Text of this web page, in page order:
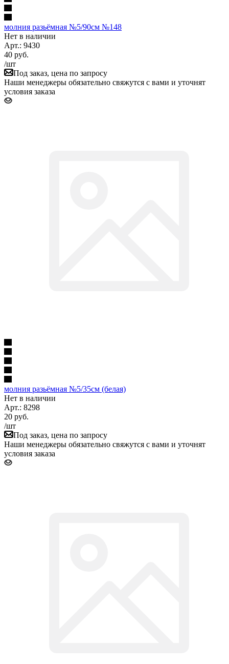
молния разьёмная №5/90см №148
Нет в наличии
Арт.: 9430
40 руб.
/шт
Под заказ, цена по запросу
Наши менеджеры обязательно свяжутся с вами и уточнят
условия заказа
молния разьёмная №5/35см (белая)
Нет в наличии
Арт.: 8298
20 руб.
/шт
Под заказ, цена по запросу
Наши менеджеры обязательно свяжутся с вами и уточнят
условия заказа